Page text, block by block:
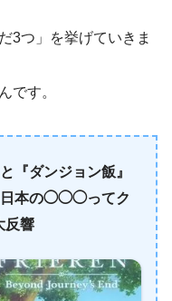
3つ」を挙げていきま
です。
『ダンジョン飯』
日本の◯◯◯ってク
響